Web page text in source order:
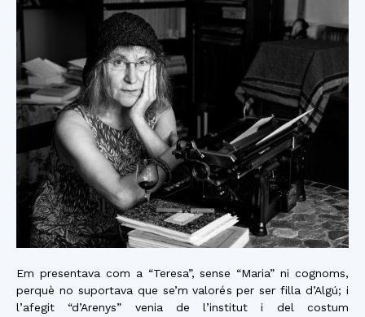
Em presentava com a “Teresa”, sense “Maria” ni cognoms,
perquè no suportava que se’m valorés per ser filla d’Algú; i
l’afegit “d’Arenys” venia de l’institut i del costum